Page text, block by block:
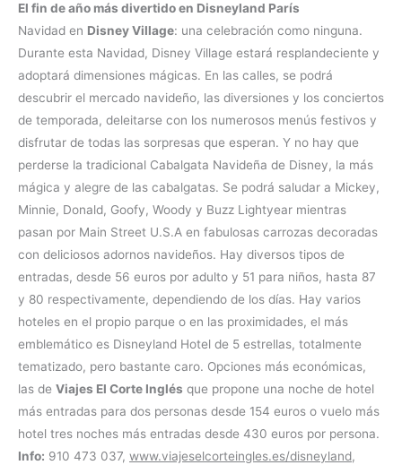
El fin de año más divertido en Disneyland París
Navidad en Disney Village: una celebración como ninguna.
Durante esta Navidad, Disney Village estará resplandeciente y
adoptará dimensiones mágicas. En las calles, se podrá
descubrir el mercado navideño, las diversiones y los conciertos
de temporada, deleitarse con los numerosos menús festivos y
disfrutar de todas las sorpresas que esperan. Y no hay que
perderse la tradicional Cabalgata Navideña de Disney, la más
mágica y alegre de las cabalgatas. Se podrá saludar a Mickey,
Minnie, Donald, Goofy, Woody y Buzz Lightyear mientras
pasan por Main Street U.S.A en fabulosas carrozas decoradas
con deliciosos adornos navideños. Hay diversos tipos de
entradas, desde 56 euros por adulto y 51 para niños, hasta 87
y 80 respectivamente, dependiendo de los días. Hay varios
hoteles en el propio parque o en las proximidades, el más
emblemático es Disneyland Hotel de 5 estrellas, totalmente
tematizado, pero bastante caro. Opciones más económicas,
las de Viajes El Corte Inglés que propone una noche de hotel
más entradas para dos personas desde 154 euros o vuelo más
hotel tres noches más entradas desde 430 euros por persona.
Info: 910 473 037, www.viajeselcorteingles.es/disneyland,